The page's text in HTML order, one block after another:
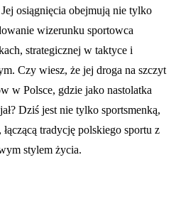
osiągnięcia obejmują nie tylko
wizerunku sportowca
strategicznej w taktyce i
Czy wiesz, że jej droga na szczyt
w Polsce, gdzie jako nastolatka
Dziś jest nie tylko sportsmenką,
tradycję polskiego sportu z
stylem życia.